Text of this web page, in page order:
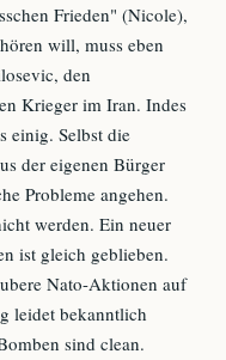
Frieden" (Nicole),
will, muss eben
den
Krieger im Iran. Indes
einig. Selbst die
der eigenen Bürger
Probleme angehen.
werden. Ein neuer
ist gleich geblieben.
Nato-Aktionen auf
leidet bekanntlich
sind clean.